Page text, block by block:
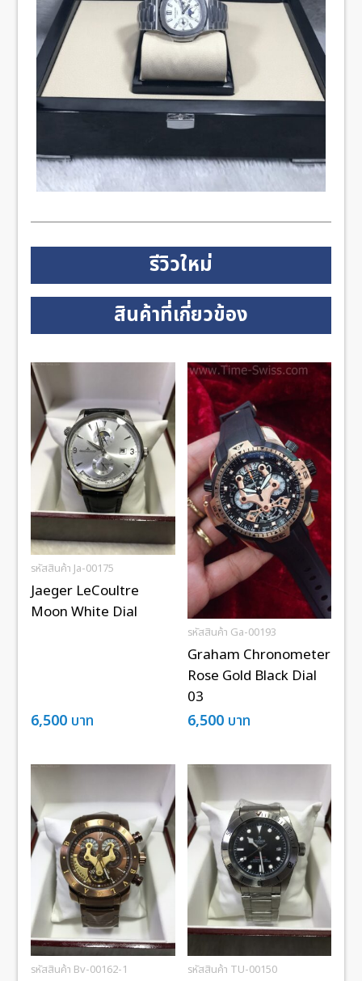
รีวิวใหม่
สินค้าที่เกี่ยวข้อง
รหัสสินค้า Ja-00175
Jaeger LeCoultre
Moon White Dial
6,500 บาท
รหัสสินค้า Ga-00193
Graham Chronometer
Rose Gold Black Dial
03
6,500 บาท
รหัสสินค้า Bv-00162-1 รหัสสินค้า TU-00150